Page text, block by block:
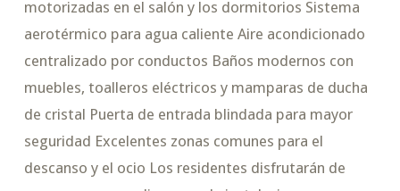
motorizadas en el salón y los dormitorios Sistema
aerotérmico para agua caliente Aire acondicionado
centralizado por conductos Baños modernos con
muebles, toalleros eléctricos y mamparas de ducha
de cristal Puerta de entrada blindada para mayor
seguridad Excelentes zonas comunes para el
descanso y el ocio Los residentes disfrutarán de